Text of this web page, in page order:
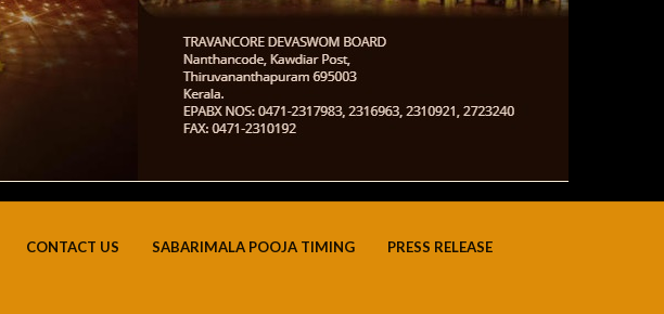
CONTACT US SABARIMALA POOJA TIMING PRESS RELEASE